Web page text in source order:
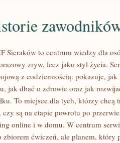
Sieraków to centrum wiedzy dla
zryw, lecz jako styl życia.
z codziennością: pokazuje,
jak dbać o zdrowie oraz jak
To miejsce dla tych, którzy chcą
czy są na etapie powrotu po
online i w domu. W centrum
zbiorem ćwiczeń, ale planem, który